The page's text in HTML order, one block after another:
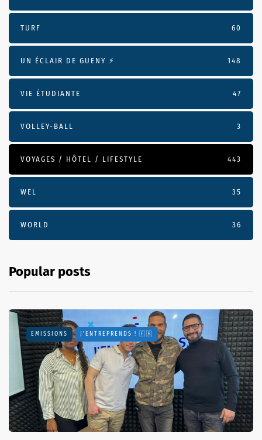
TURF 60
UN ÉCLAIR DE GUENY ⚡️ 148
VIE ÉTUDIANTE 47
VOLLEY-BALL 3
VOYAGES / HÔTEL / LIFESTYLE 443
WEL 35
WORLD 36
Popular posts
EMISSIONS J'ENTREPRENDS ! 🇫🇷